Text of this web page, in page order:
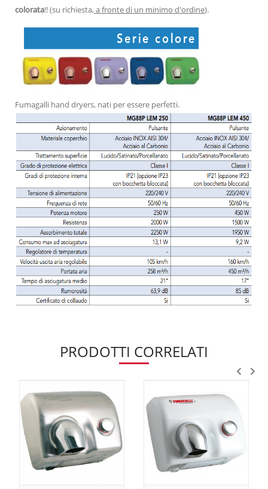
colorata!! (su richiesta,a fronte di un minimo d'ordine).
Fumagalli hand dryers, nati per essere perfetti.
PRODOTTI CORRELATI